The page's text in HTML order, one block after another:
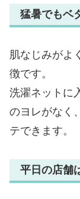
猛暑でもベ
肌なじみがよ
徴です。
洗濯ネットに
のヨレがなく
テできます。
平日の店舗